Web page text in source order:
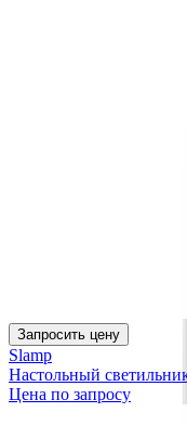
Запросить цену
Slamp
Настольный
Цена по запросу